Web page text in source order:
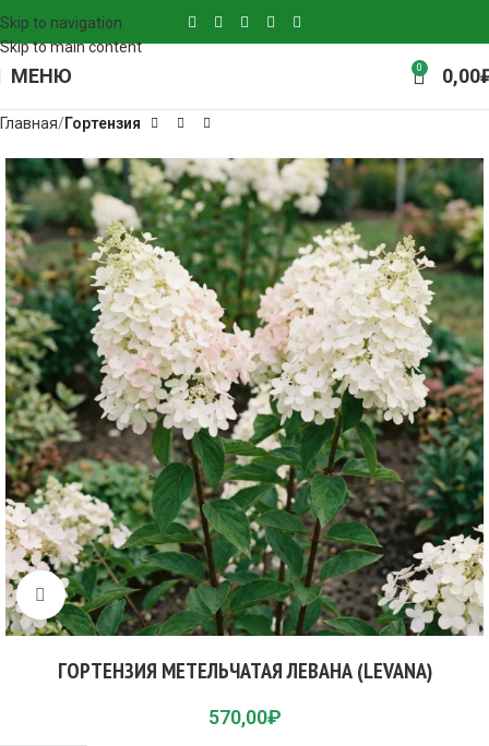
Skip to navigation
Skip to main content
МЕНЮ 0 0,00
Главная Гортензия
Click to enlarge
ГОРТЕНЗИЯ МЕТЕЛЬЧАТАЯ ЛЕВАНА (LEVANA)
570,00₽